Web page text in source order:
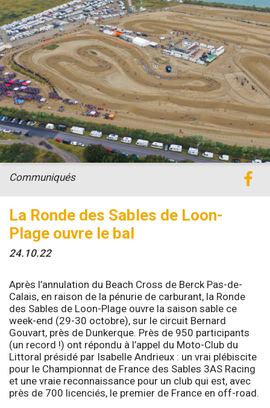
La Ronde des Sables de Loon-
Plage ouvre le bal
24.10.22
Communiqués
Après l’annulation du Beach Cross de Berck Pas-de-
Calais, en raison de la pénurie de carburant, la Ronde
des Sables de Loon-Plage ouvre la saison sable ce
week-end (29-30 octobre), sur le circuit Bernard
Gouvart, près de Dunkerque. Près de 950 participants
(un record !) ont répondu à l’appel du Moto-Club du
Littoral présidé par Isabelle Andrieux : un vrai plébiscite
pour le Championnat de France des Sables 3AS Racing
et une vraie reconnaissance pour un club qui est, avec
près de 700 licenciés, le premier de France en off-road.